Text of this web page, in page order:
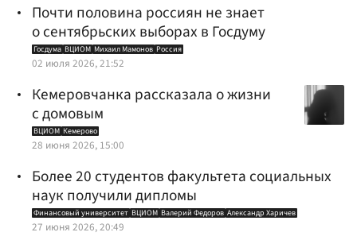
Почти половина россиян не знает
о сентябрьских выборах в Госдуму
Госдума ВЦИОМ Михаил Мамонов Россия
02 июля 2026, 21:52
Кемеровчанка рассказала о жизни
с домовым
ВЦИОМ Кемерово
28 июня 2026, 15:00
Более 20 студентов факультета социальных
наук получили дипломы
Финансовый университет ВЦИОМ Валерий Федоров Александр Харичев
27 июня 2026, 20:49